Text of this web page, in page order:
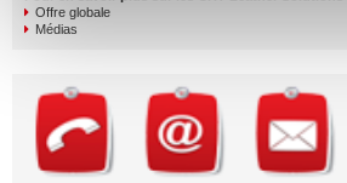
Offre globale
Médias